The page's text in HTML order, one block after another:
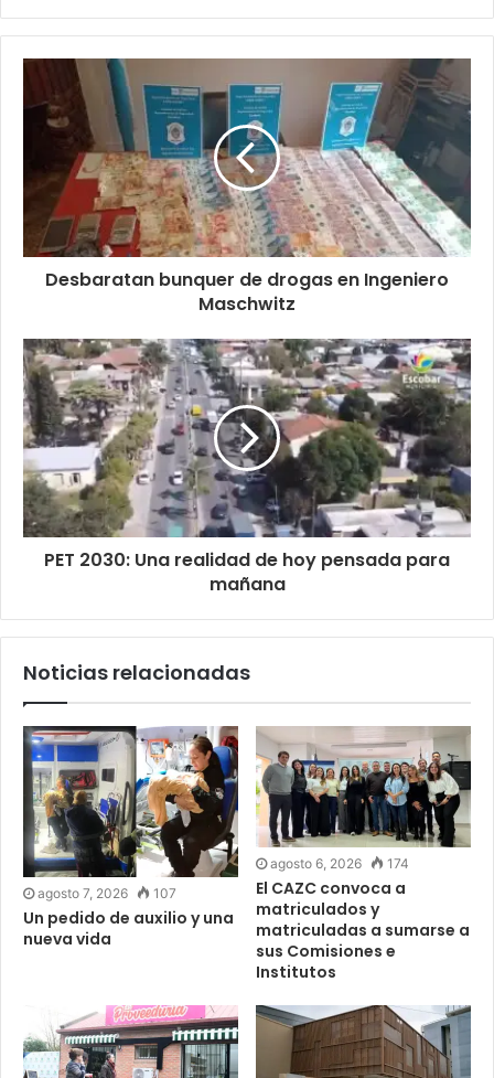
Desbaratan bunquer de drogas en Ingeniero
Maschwitz
PET 2030: Una realidad de hoy pensada para
mañana
Noticias relacionadas
agosto 7, 2026 107
Un pedido de auxilio y una
nueva vida
agosto 6, 2026 174
El CAZC convoca a
matriculados y
matriculadas a sumarse a
sus Comisiones e
Institutos